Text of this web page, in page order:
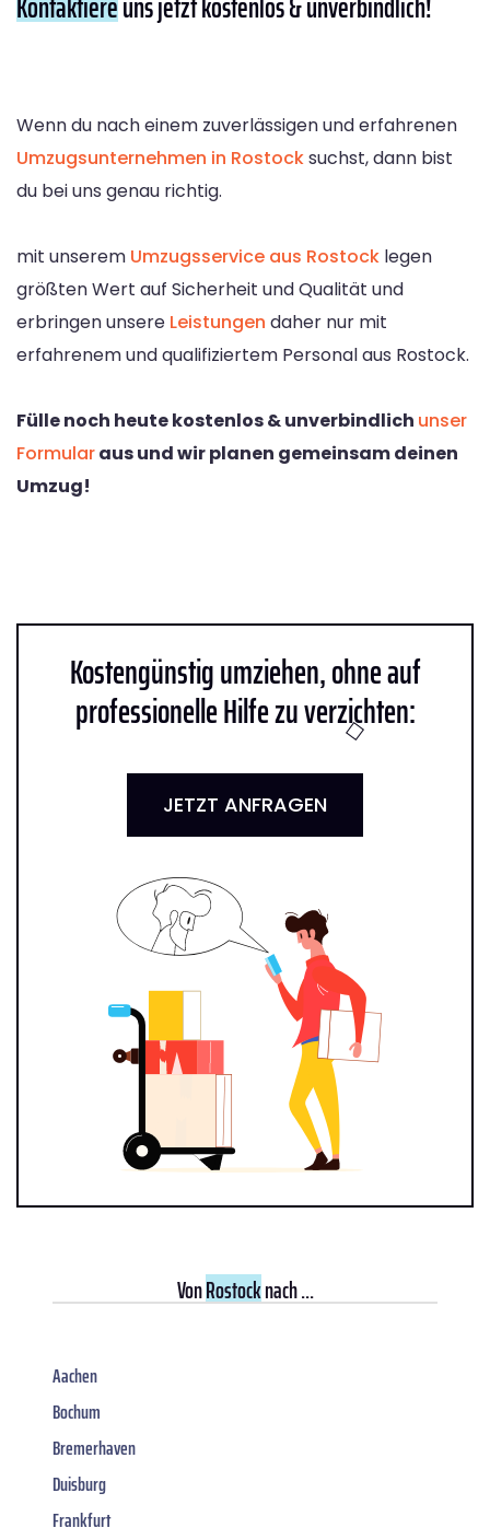
Wenn du nach einem zuverlässigen und erfahrenen
Umzugsunternehmen in Rostocksuchst, dann bist
du bei uns genau richtig.
mit unserem Umzugsservice aus Rostock legen
größten Wert auf Sicherheit und Qualität und
erbringen unsere Leistungen daher nur mit
erfahrenem und qualifiziertem Personal aus Rostock.
Fülle noch heute kostenlos & unverbindlich unser
Formularaus und wir planen gemeinsam deinen
Umzug!
Kostengünstig umziehen, ohne auf
professionelle Hilfe zu verzichten:
JETZT ANFRAGEN
VonRostocknach ...
Aachen
Bochum
Bremerhaven
Duisburg
Frankfurt